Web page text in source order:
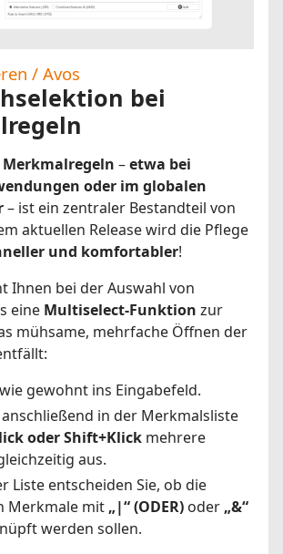
/ Avos
bei
Merkmalregeln –etwa bei
oder im globalen
– ist ein zentraler Bestandteil von
aktuellen Release wird die Pflege
und komfortabler!
Ihnen bei der Auswahl von
eine Multiselect-Funktion zur
mühsame, mehrfache Öffnen der
gewohnt ins Eingabefeld.
anschließend in der Merkmalsliste
oder Shift+Klick mehrere
aus.
Liste entscheiden Sie, ob die
Merkmale mit „|“ (ODER) oder „&“
werden sollen.